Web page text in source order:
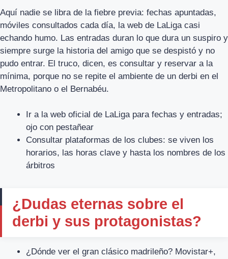
Aquí nadie se libra de la fiebre previa: fechas apuntadas,
móviles consultados cada día, la web de LaLiga casi
echando humo. Las entradas duran lo que dura un suspiro y
siempre surge la historia del amigo que se despistó y no
pudo entrar. El truco, dicen, es consultar y reservar a la
mínima, porque no se repite el ambiente de un derbi en el
Metropolitano o el Bernabéu.
Ir a la web oficial de LaLiga para fechas y entradas;
ojo con pestañear
Consultar plataformas de los clubes: se viven los
horarios, las horas clave y hasta los nombres de los
árbitros
¿Dudas eternas sobre el
derbi y sus protagonistas?
¿Dónde ver el gran clásico madrileño? Movistar+,